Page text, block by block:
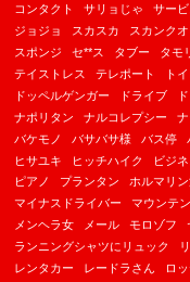
コンタクト
サリョじゃ サー
ジョジョ
スカスカ スカンク
スポンジ
セ**ス タブー タモ
テイストレス
テレポート ト
ドッペルゲンガー
ドライブ
ナポリタン
ナルコレプシー
バケモノ
バサバサ様 バス停
ヒサユキ
ヒッチハイク ビジ
ピアノ
プランタン ホルマリ
マイナスドライバー
マウンテ
メンヘラ女
メール モロゾフ
ランニングシャツにリュック
レンタカー
レードラさん ロ